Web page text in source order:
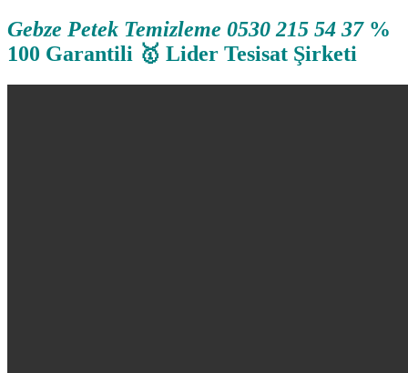
Gebze Petek Temizleme 0530 215 54 37 %
100 Garantili 🥇 Lider Tesisat Şirketi